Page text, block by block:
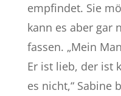
empfindet. Sie
kann es aber gar
fassen. „Mein
Er ist lieb, der ist
es nicht,“ Sabine